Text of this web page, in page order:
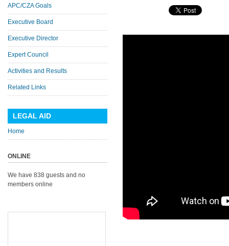
APC/CZA Goals
Executive Board
Executive Director
Expert Council
Activities and Results
Related Links
LEGAL AID
Home
ONLINE
We have 838 guests and no
members online